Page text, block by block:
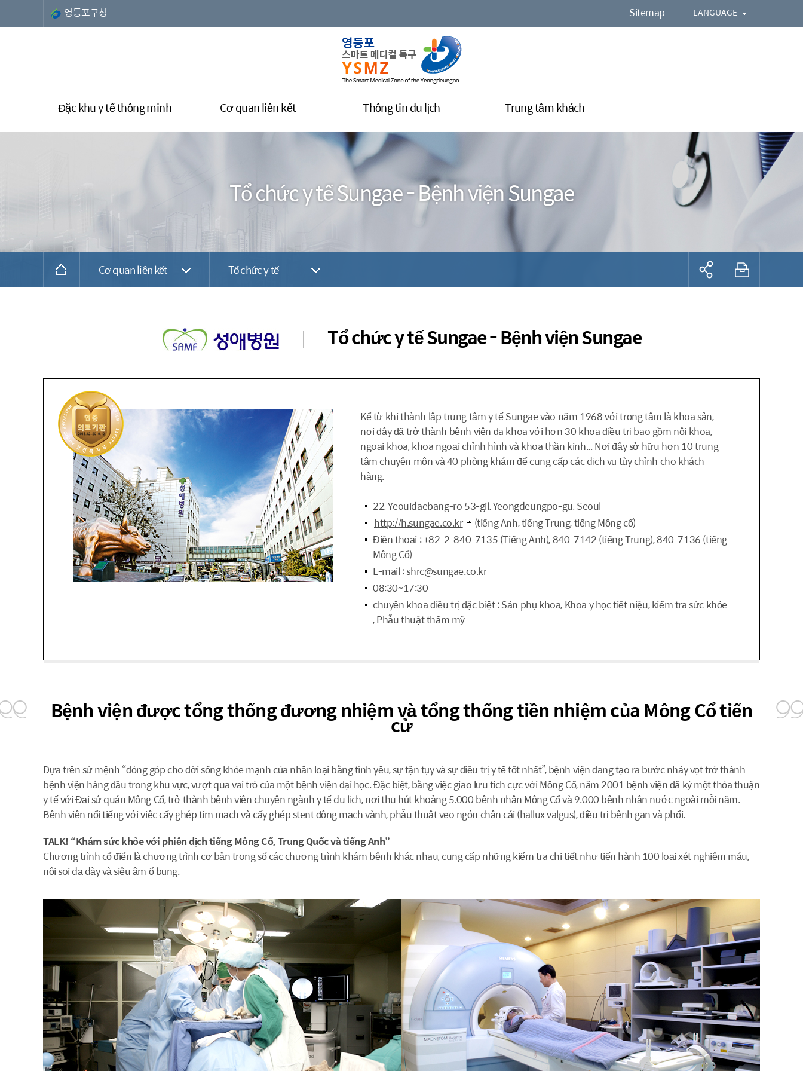
영등포구청 Sitemap LANGUAGE
Đặc khu y tế thông minh Cơ quan liên kết Thông tin du lịch Trung tâm khách
Tổ chức y tế Sungae - Bệnh viện Sungae
Cơ quan liên kết Tổ chức y tế
Tổ chức y tế Sungae - Bệnh viện Sungae
Kể từ khi thành lập trung tâm y tế Sungae vào năm 1968 với trọng tâm là khoa sản,
nơi đây đã trở thành bệnh viện đa khoa với hơn 30 khoa điều trị bao gồm nội khoa,
ngoại khoa, khoa ngoại chỉnh hình và khoa thần kinh... Nơi đây sở hữu hơn 10 trung
tâm chuyên môn và 40 phòng khám để cung cấp các dịch vụ tùy chỉnh cho khách
hàng.
22, Yeouidaebang-ro 53-gil, Yeongdeungpo-gu, Seoul
http://h.sungae.co.kr
(tiếng Anh, tiếng Trung, tiếng Mông cổ)
Điện thoại : +82-2-840-7135 (Tiếng Anh), 840-7142 (tiếng Trung), 840-7136 (tiếng
Mông Cổ)
E-mail : shrc@sungae.co.kr
08:30~17:30
chuyên khoa điều trị đặc biệt : Sản phụ khoa, Khoa y học tiết niệu, kiểm tra sức khỏe
, Phẫu thuật thẩm mỹ
Bệnh viện được tổng thống đương nhiệm và tổng thống tiền nhiệm của Mông Cổ tiến
cử
Dựa trên sứ mệnh “đóng góp cho đời sống khỏe mạnh của nhân loại bằng tình yêu, sự tận tụy và sự điều trị y tế tốt nhất”, bệnh viện đang tạo ra bước nhảy vọt trở thành
bệnh viện hàng đầu trong khu vực, vượt qua vai trò của một bệnh viện đại học. Đặc biệt, bằng việc giao lưu tích cực với Mông Cổ, năm 2001 bệnh viện đã ký một thỏa thuận
y tế với Đại sứ quán Mông Cổ, trở thành bệnh viện chuyên ngành y tế du lịch, nơi thu hút khoảng 5.000 bệnh nhân Mông Cổ và 9.000 bệnh nhân nước ngoài mỗi năm.
Bệnh viện nổi tiếng với việc cấy ghép tim mạch và cấy ghép stent động mạch vành, phẫu thuật vẹo ngón chân cái (hallux valgus), điều trị bệnh gan và phổi.
TALK! “Khám sức khỏe với phiên dịch tiếng Mông Cổ, Trung Quốc và tiếng Anh”
Chương trình cổ điển là chương trình cơ bản trong số các chương trình khám bệnh khác nhau, cung cấp những kiểm tra chi tiết như tiến hành 100 loại xét nghiệm máu,
nội soi dạ dày và siêu âm ổ bụng.